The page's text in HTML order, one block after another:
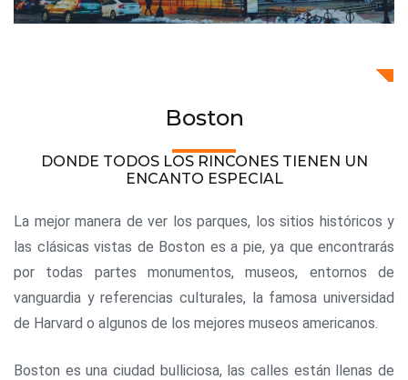
Boston
DONDE TODOS LOS RINCONES TIENEN UN
ENCANTO ESPECIAL
La mejor manera de ver los parques, los sitios históricos y
las clásicas vistas de Boston es a pie, ya que encontrarás
por todas partes monumentos, museos, entornos de
vanguardia y referencias culturales, la famosa universidad
de Harvard o algunos de los mejores museos americanos.
Boston es una ciudad bulliciosa, las calles están llenas de